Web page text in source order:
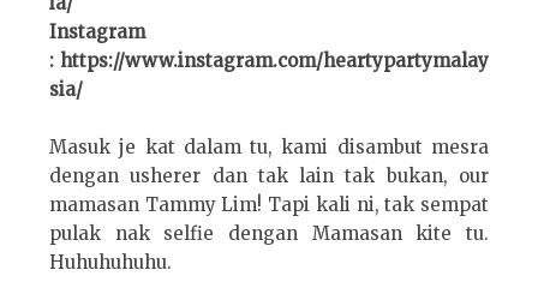
Instagram
: https://www.instagram.com/heartypartymalay
sia/
Masuk je kat dalam tu, kami disambut mesra
dengan usherer dan tak lain tak bukan, our
mamasan Tammy Lim! Tapi kali ni, tak sempat
pulak nak selfie dengan Mamasan kite tu.
Huhuhuhuhu.